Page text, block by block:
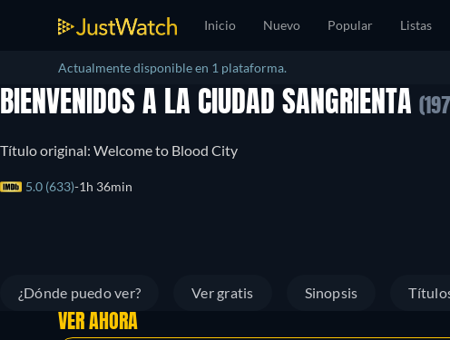
Inicio Nuevo Popular Listas
Actualmente disponible en 1 plataforma.
BIENVENIDOS A LA CIUDAD SANGRIENTA
Título original: Welcome to Blood City
5.0 (633) 1h 36min
¿Dónde puedo ver? Ver gratis Sinopsis
VER AHORA